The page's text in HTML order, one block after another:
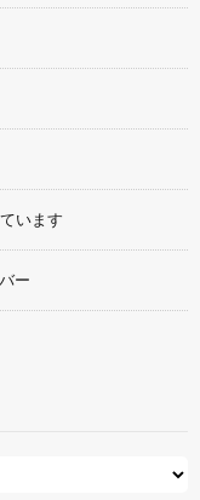
います
ー